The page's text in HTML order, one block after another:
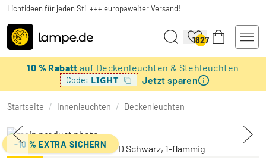
Lichtideen für jeden Stil +++ europaweiter Versand!
1827
10 % Rabattauf Deckenleuchten & Stehleuchten
Code: LIGHT Jetzt sparen
Startseite / Innenleuchten / Deckenleuchten
-10 % EXTRA SICHERN